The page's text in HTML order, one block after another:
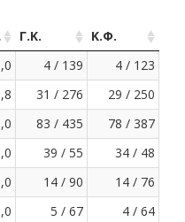
Γ.Κ.
Κ.Φ.
4 / 139
4 / 123
31 / 276
29 / 250
83 / 435
78 / 387
39 / 55
34 / 48
14 / 90
14 / 76
5 / 67
4 / 64